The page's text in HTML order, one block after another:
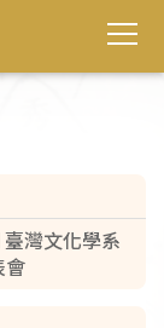
灣文化學系